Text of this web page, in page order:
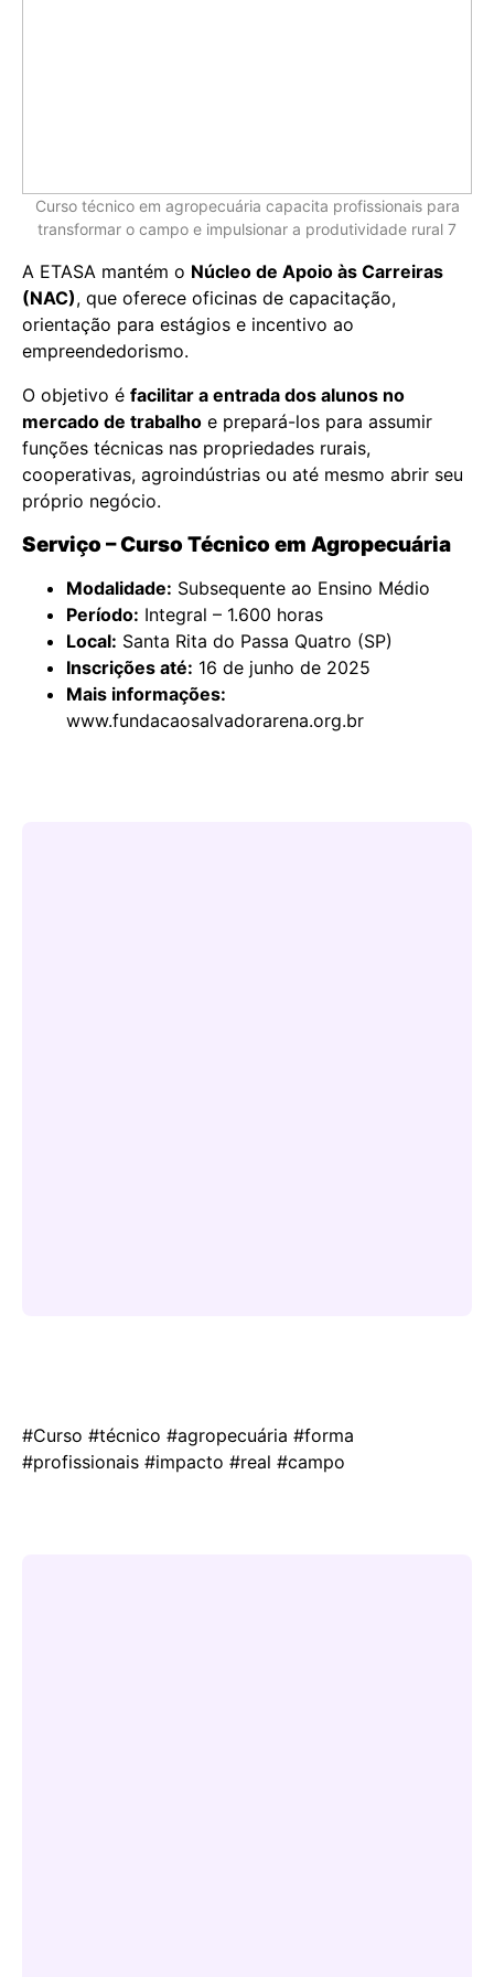
Curso técnico em agropecuária capacita profissionais para
transformar o campo e impulsionar a produtividade rural 7
A ETASA mantém o Núcleo de Apoio às Carreiras
(NAC), que oferece oficinas de capacitação,
orientação para estágios e incentivo ao
empreendedorismo.
O objetivo é facilitar a entrada dos alunos no
mercado de trabalho e prepará-los para assumir
funções técnicas nas propriedades rurais,
cooperativas, agroindústrias ou até mesmo abrir seu
próprio negócio.
Serviço – Curso Técnico em Agropecuária
Modalidade: Subsequente ao Ensino Médio
Período: Integral – 1.600 horas
Local: Santa Rita do Passa Quatro (SP)
Inscrições até: 16 de junho de 2025
Mais informações:
www.fundacaosalvadorarena.org.br
#Curso #técnico #agropecuária #forma
#profissionais #impacto #real #campo